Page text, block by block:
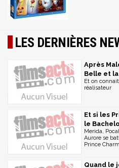
LES DERNIÈRES
Après
Belle et
Et on
réalisateur
Et si les
le
Merida,
Aurore se
Prince
Quand le